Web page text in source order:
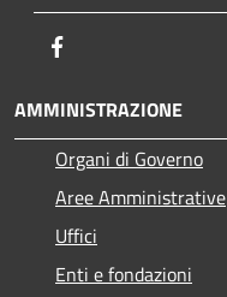
AMMINISTRAZIONE
Organi di Governo
Aree Amministrative
Uffici
Enti e fondazioni